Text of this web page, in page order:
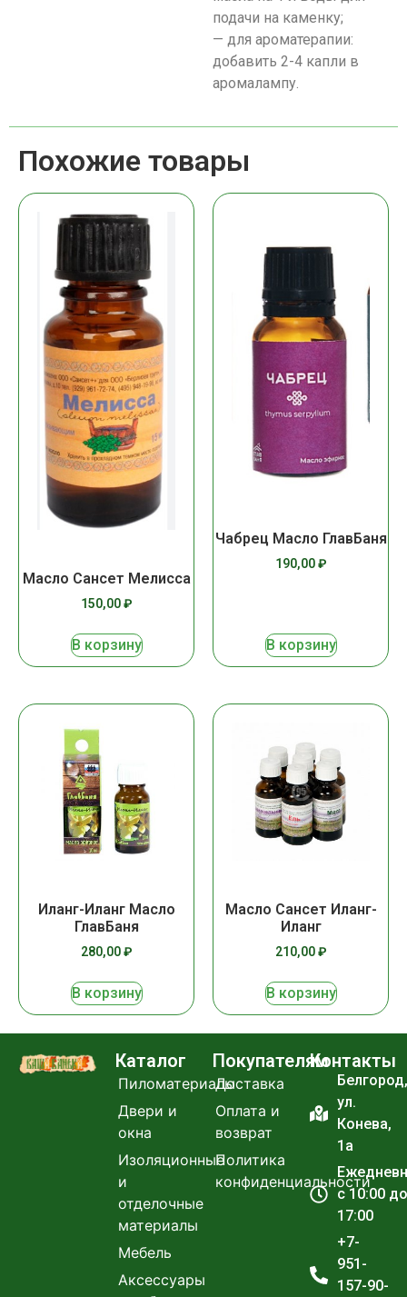
подачи на каменку;
— для ароматерапии:
добавить 2-4 капли в
аромалампу.
Похожие товары
Масло Сансет Мелисса
150,00₽
В корзину
Чабрец Масло ГлавБаня
190,00₽
В корзину
Иланг-Иланг Масло
ГлавБаня
280,00₽
В корзину
Масло Сансет Иланг-
Иланг
210,00₽
В корзину
Каталог
Пиломатериалы
Двери и
окна
Изоляционные
и
отделочные
материалы
Мебель
Аксессуары
Покупателям
Доставка
Оплата и
возврат
Политика
конфиденциальности
Контакты
Белгород,
ул.
Конева,
1а
с 10:00 до
17:00
+7-
951-
157-90-